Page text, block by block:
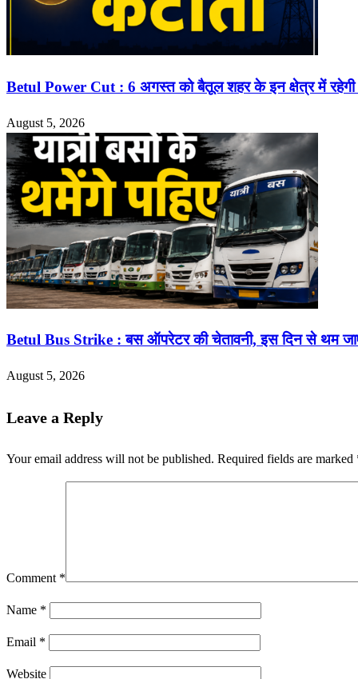
Betul Power Cut : 6 अगस्त को बैतूल शहर के इन क्षेत्र में रहेगी
August 5, 2026
Betul Bus Strike : बस ऑपरेटर की चेतावनी, इस दिन से थम जाएंगे
August 5, 2026
Leave a Reply
Your email address will not be published. Required fields are marked
Comment *
Name *
Email *
Website